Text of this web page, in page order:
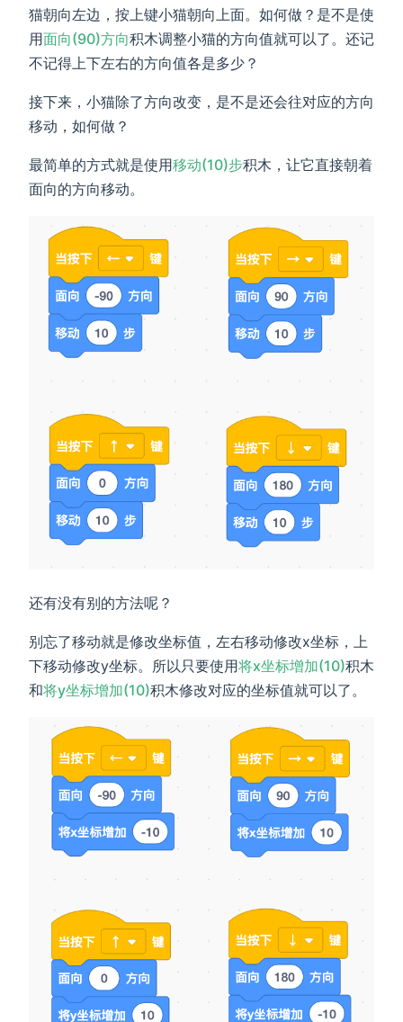
猫朝向左边，按上键小猫朝向上面。如何做？是不是使
用面向(90)方向积木调整小猫的方向值就可以了。还记
不记得上下左右的方向值各是多少？
接下来，小猫除了方向改变，是不是还会往对应的方向
移动，如何做？
最简单的方式就是使用移动(10)步积木，让它直接朝着
面向的方向移动。
还有没有别的方法呢？
别忘了移动就是修改坐标值，左右移动修改x坐标，上
下移动修改y坐标。所以只要使用将x坐标增加(10)积木
和将y坐标增加(10)积木修改对应的坐标值就可以了。